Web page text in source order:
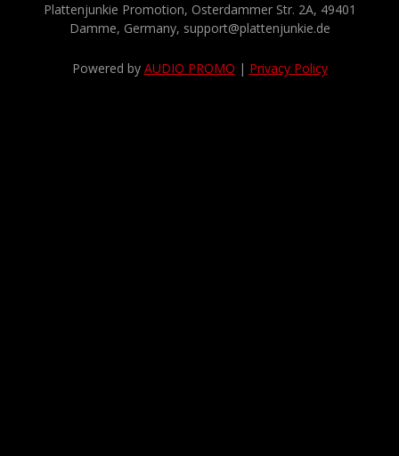
Plattenjunkie Promotion, Osterdammer Str. 2A, 49401
Damme, Germany, support@plattenjunkie.de
Powered by AUDIO PROMO | Privacy Policy